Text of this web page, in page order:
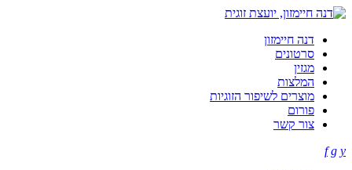
דנה חיימזון
סרטונים
מגזין
המלצות
מוצרים לשיפור הזוגיות
פורום
צור קשר
f g y